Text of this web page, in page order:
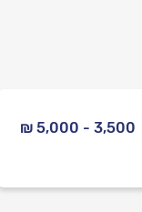
3,500 - 5,000 ₪